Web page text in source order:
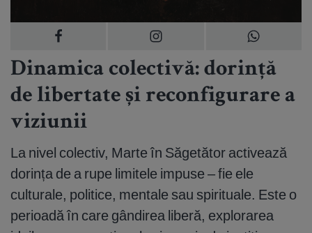
Dinamica colectivă: dorință
de libertate și reconfigurare a
viziunii
La nivel colectiv, Marte în Săgetător activează
dorința de a rupe limitele impuse – fie ele
culturale, politice, mentale sau spirituale. Este o
perioadă în care gândirea liberă, explorarea